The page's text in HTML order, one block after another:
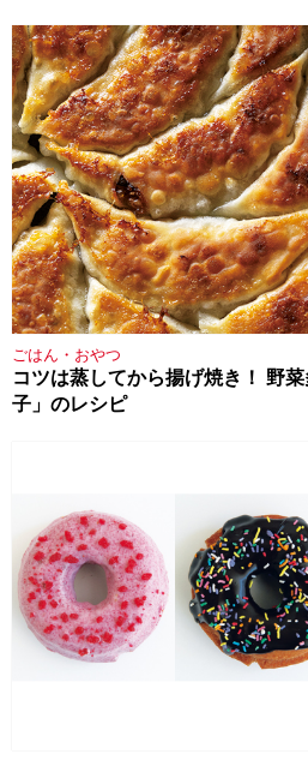
ごはん・おやつ
コツは蒸してから揚げ焼き！ 野
子」のレシピ